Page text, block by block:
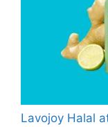
Lavojoy Halal